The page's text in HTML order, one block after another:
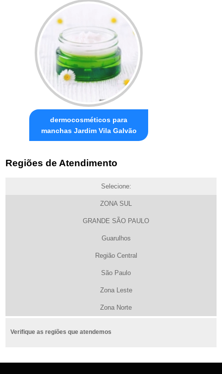
dermocosméticos para
manchas Jardim Vila Galvão
Regiões de Atendimento
Selecione:
ZONA SUL
GRANDE SÃO PAULO
Guarulhos
Região Central
São Paulo
Zona Leste
Zona Norte
Verifique as regiões que atendemos